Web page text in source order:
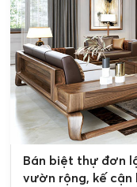
Bán biệt thự đơn
vườn rộng, kế cận